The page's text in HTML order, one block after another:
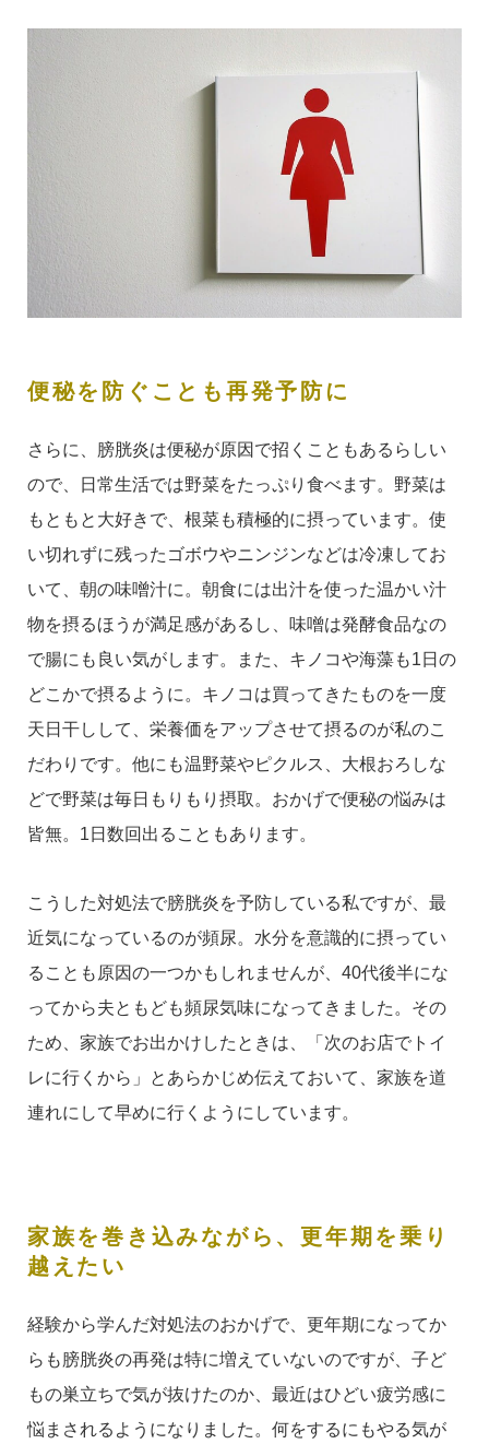
便秘を防ぐことも再発予防に
さらに、膀胱炎は便秘が原因で招くこともあるらしい
ので、日常生活では野菜をたっぷり食べます。野菜は
もともと大好きで、根菜も積極的に摂っています。使
い切れずに残ったゴボウやニンジンなどは冷凍してお
いて、朝の味噌汁に。朝食には出汁を使った温かい汁
物を摂るほうが満足感があるし、味噌は発酵食品なの
で腸にも良い気がします。また、キノコや海藻も1日の
どこかで摂るように。キノコは買ってきたものを一度
天日干しして、栄養価をアップさせて摂るのが私のこ
だわりです。他にも温野菜やピクルス、大根おろしな
どで野菜は毎日もりもり摂取。おかげで便秘の悩みは
皆無。1日数回出ることもあります。
こうした対処法で膀胱炎を予防している私ですが、最
近気になっているのが頻尿。水分を意識的に摂ってい
ることも原因の一つかもしれませんが、40代後半にな
ってから夫ともども頻尿気味になってきました。その
ため、家族でお出かけしたときは、「次のお店でトイ
レに行くから」とあらかじめ伝えておいて、家族を道
連れにして早めに行くようにしています。
家族を巻き込みながら、更年期を乗り
越えたい
経験から学んだ対処法のおかげで、更年期になってか
らも膀胱炎の再発は特に増えていないのですが、子ど
もの巣立ちで気が抜けたのか、最近はひどい疲労感に
悩まされるようになりました。何をするにもやる気が